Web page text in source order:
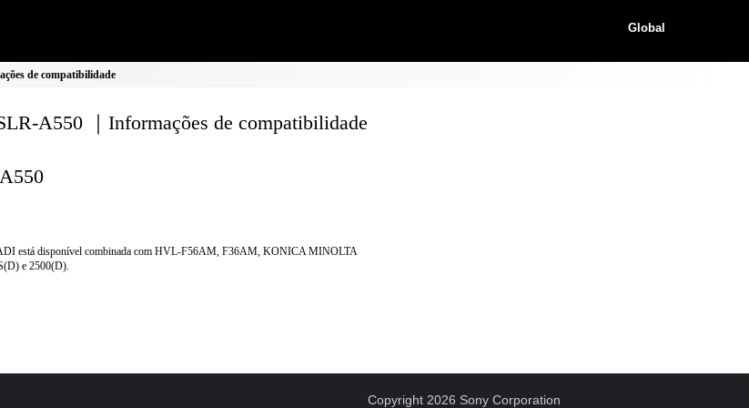
Global
de compatibilidade
A550 ｜Informações de compatibilidade
está disponível combinada com HVL-F56AM, F36AM, KONICA MINOLTA
e 2500(D).
Copyright 2026 Sony Corporation